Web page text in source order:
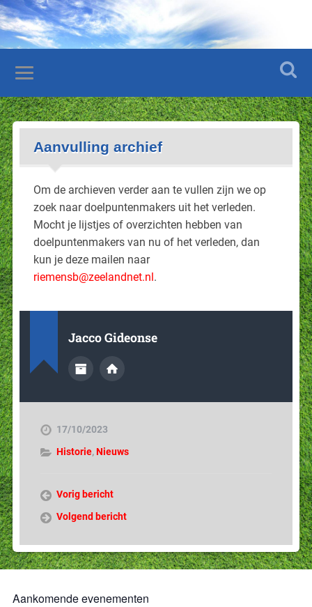
Aanvulling archief
Om de archieven verder aan te vullen zijn we op
zoek naar doelpuntenmakers uit het verleden.
Mocht je lijstjes of overzichten hebben van
doelpuntenmakers van nu of het verleden, dan
kun je deze mailen naar
riemensb@zeelandnet.nl.
Jacco Gideonse
17/10/2023
Historie,Nieuws
Vorig bericht
Volgend bericht
Aankomende evenementen